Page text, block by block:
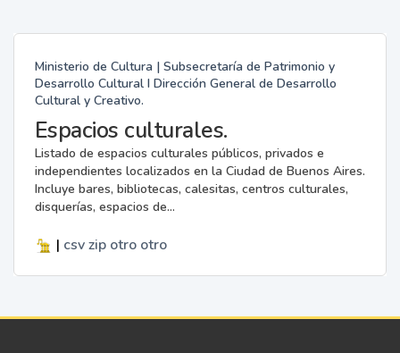
Ministerio de Cultura | Subsecretaría de Patrimonio y
Desarrollo Cultural I Dirección General de Desarrollo
Cultural y Creativo.
Espacios culturales.
Listado de espacios culturales públicos, privados e
independientes localizados en la Ciudad de Buenos Aires.
Incluye bares, bibliotecas, calesitas, centros culturales,
disquerías, espacios de...
| csv zip otro otro